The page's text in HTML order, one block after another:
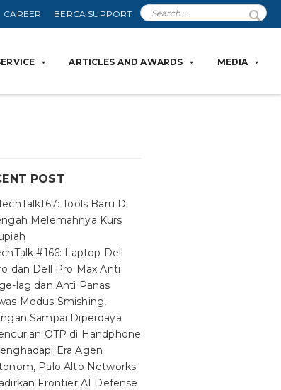
CAREER BERCA SUPPORT
ARTICLES AND AWARDS MEDIA
POST
Tools Baru Di
Melemahnya Kurs
#166: Laptop Dell
dan Dell Pro Max Anti
lag dan Anti Panas
Modus Smishing,
Sampai Diperdaya
OTP di Handphone
Era Agen
Palo Alto Networks
Frontier AI Defense